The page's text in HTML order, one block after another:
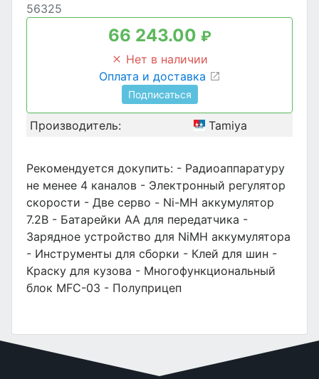
56325
66 243.00 ₽
Нет в наличии
Оплата и доставка
Подписаться
Производитель: Tamiya
Рекомендуется докупить: - Радиоаппаратуру
не менее 4 каналов - Электронный регулятор
скорости - Две серво - Ni-MH аккумулятор
7.2В - Батарейки АА для передатчика -
Зарядное устройство для NiMH аккумулятора
- Инструменты для сборки - Клей для шин -
Краску для кузова - Многофункциональный
блок MFC-03 - Полуприцеп